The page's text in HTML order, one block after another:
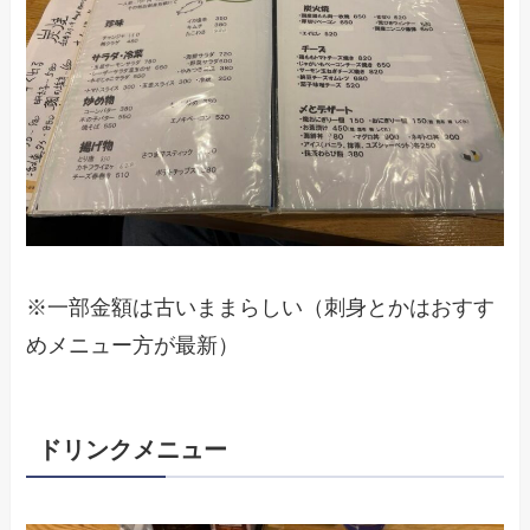
※一部金額は古いままらしい（刺身とかはおすす
めメニュー方が最新）
ドリンクメニュー